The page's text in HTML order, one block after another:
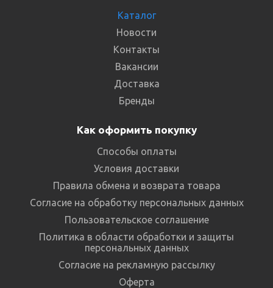
Каталог
Новости
Контакты
Вакансии
Доставка
Бренды
Как оформить покупку
Способы оплаты
Условия доставки
Правила обмена и возврата товара
Согласие на обработку персональных данных
Пользовательское соглашение
Политика в области обработки и защиты
персональных данных
Согласие на рекламную рассылку
Оферта